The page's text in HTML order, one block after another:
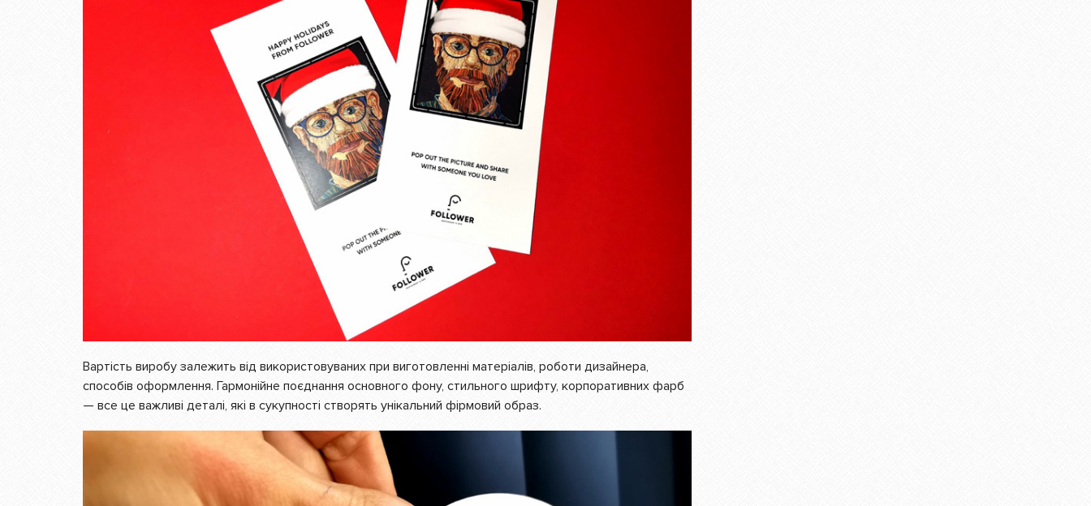
Вартість виробу залежить від використовуваних при виготовленні матеріалів, роботи дизайнера,
способів оформлення. Гармонійне поєднання основного фону, стильного шрифту, корпоративних фарб
— все це важливі деталі, які в сукупності створять унікальний фірмовий образ.